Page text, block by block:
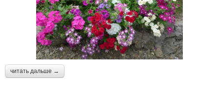
читать дальше →